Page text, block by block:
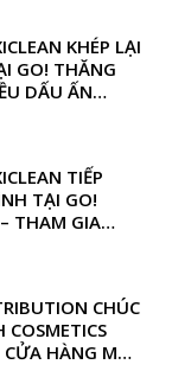
KHÉP LẠI
GO! THĂNG
DẤU ẤN
TIẾP
TẠI GO!
THAM GIA
QUÀ HẤP
CHÚC
HÀNG MỚI